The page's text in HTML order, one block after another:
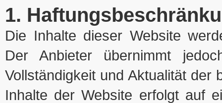
1.
Die Inhalte dieser Website
Der Anbieter übernimmt
Vollständigkeit und Aktualität der
Inhalte der Website erfolgt auf